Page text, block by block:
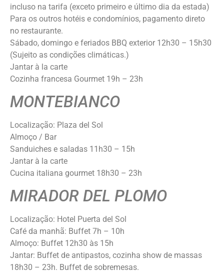
incluso na tarifa (exceto primeiro e último dia da estada)
Para os outros hotéis e condomínios, pagamento direto
no restaurante.
Sábado, domingo e feriados BBQ exterior 12h30 – 15h30
(Sujeito as condições climáticas.)
Jantar à la carte
Cozinha francesa Gourmet 19h – 23h
MONTEBIANCO
Localização: Plaza del Sol
Almoço / Bar
Sanduiches e saladas 11h30 – 15h
Jantar à la carte
Cucina italiana gourmet 18h30 – 23h
MIRADOR DEL PLOMO
Localização: Hotel Puerta del Sol
Café da manhã: Buffet 7h – 10h
Almoço: Buffet 12h30 às 15h
Jantar: Buffet de antipastos, cozinha show de massas
18h30 – 23h. Buffet de sobremesas.